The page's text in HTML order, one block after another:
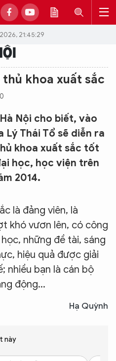
21:45:29
thủ khoa xuất sắc
Nội cho biết, vào
Thái Tổ sẽ diễn ra
khoa xuất sắc tốt
học, học viện trên
2014.
là đảng viên, là
khó vươn lên, có công
những đề tài, sáng
hiệu quả được giải
nhiều bạn là cán bộ
động...
Hạ Quỳnh
này